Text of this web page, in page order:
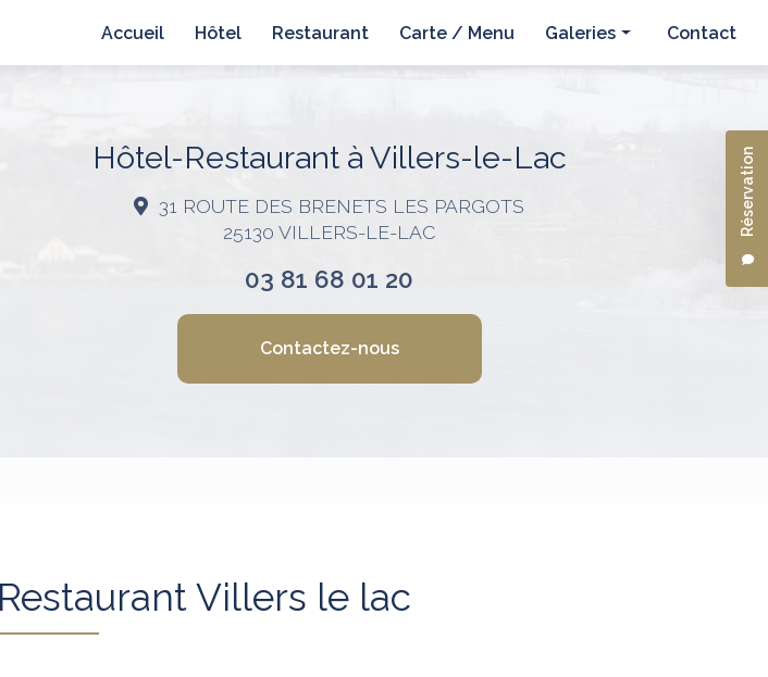
Réservation
Accueil
Hôtel Restaurant Carte / Menu Galeries Contact
Hôtel-Restaurant à Villers-le-Lac
31 ROUTE DES BRENETS LES PARGOTS
25130 VILLERS-LE-LAC
03 81 68 01 20
Contactez-nous
Villers le lac